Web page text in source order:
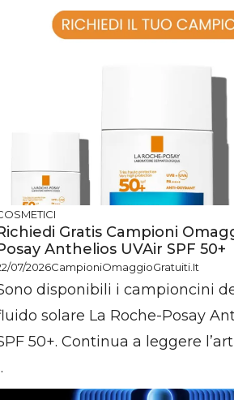
Gratis Campioni
Anthelios UVAir SPF 50+
07/2026CampioniOmaggioGratuiti.it
disponibili i campioncini
solare La Roche-Posay
50+. Continua a leggere